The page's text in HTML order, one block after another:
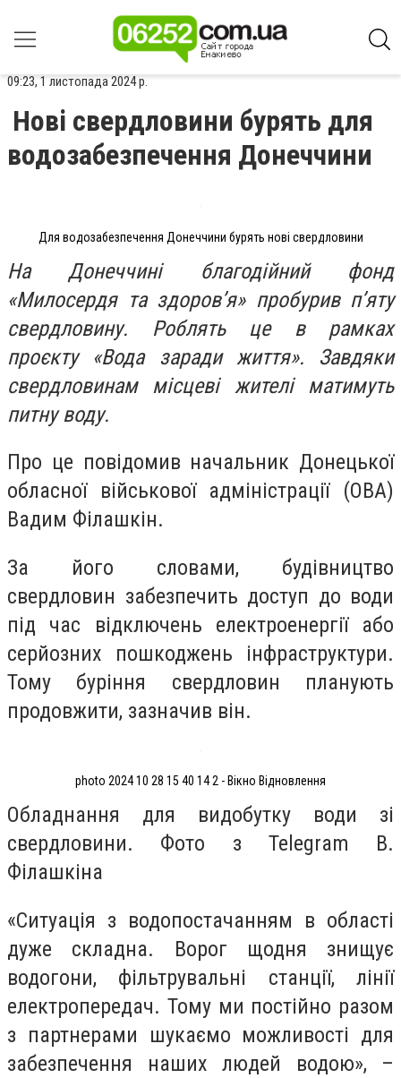
09:23, 1 листопада 2024 р.
Нові свердловини бурять для
водозабезпечення Донеччини
Для водозабезпечення Донеччини бурять нові свердловини
На Донеччині благодійний фонд
«Милосердя та здоров’я» пробурив п’яту
свердловину. Роблять це в рамках
проєкту «Вода заради життя». Завдяки
свердловинам місцеві жителі матимуть
питну воду.
Про це повідомив начальник Донецької
обласної військової адміністрації (ОВА)
Вадим Філашкін.
За його словами, будівництво
свердловин забезпечить доступ до води
під час відключень електроенергії або
серйозних пошкоджень інфраструктури.
Тому буріння свердловин планують
продовжити, зазначив він.
photo 2024 10 28 15 40 14 2 - Вікно Відновлення
Обладнання для видобутку води зі
свердловини. Фото з Telegram В.
Філашкіна
«Ситуація з водопостачанням в області
дуже складна. Ворог щодня знищує
водогони, фільтрувальні станції, лінії
електропередач. Тому ми постійно разом
з партнерами шукаємо можливості для
забезпечення наших людей водою», –